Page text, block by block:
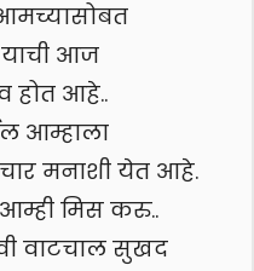
आमच्यासोबत
याची आज
होत आहे..
आम्हाला
मनाशी येत आहे.
आम्ही मिस करु..
वाटचाल सुखद